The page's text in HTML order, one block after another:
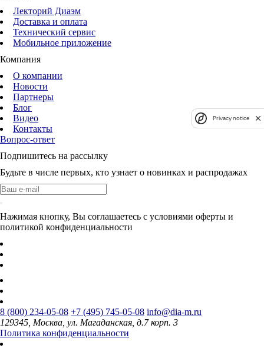
Лекторий Диаэм
Доставка и оплата
Технический сервис
Мобильное приложение
Компания
О компании
Новости
Партнеры
Блог
Видео
Контакты
Вопрос-ответ
Подпишитесь на рассылку
Будьте в числе первых, кто узнает о новинках и распродажах
Нажимая кнопку, Вы соглашаетесь с условиями оферты и
политикой конфиденциальности
8 (800) 234-05-08 +7 (495) 745-05-08 info@dia-m.ru
129345, Москва, ул. Магаданская, д.7 корп. 3
Политика конфиденциальности
Privacy notice